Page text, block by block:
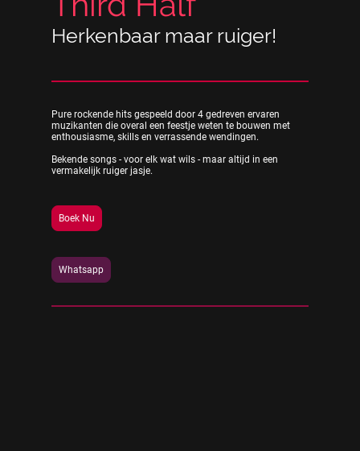
Herkenbaar maar ruiger!
Pure rockende hits gespeeld door 4 gedreven ervaren
muzikanten die overal een feestje weten te bouwen met
enthousiasme, skills en verrassende wendingen.
Bekende songs - voor elk wat wils - maar altijd in een
vermakelijk ruiger jasje.
Boek Nu
Whatsapp